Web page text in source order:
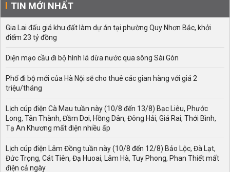
TIN MỚI NHẤT
Gia Lai đấu giá khu đất làm dự án tại phường Quy Nhơn Bắc, khởi
điểm 23 tỷ đồng
Diện mạo cầu đi bộ hình lá dừa nước qua sông Sài Gòn
Phố đi bộ mới của Hà Nội sẽ cho thuê các gian hàng với giá 2
triệu/tháng
Lịch cúp điện Cà Mau tuần này (10/8 đến 13/8) Bạc Liêu, Phước
Long, Tân Thành, Đầm Dơi, Hồng Dân, Đông Hải, Giá Rai, Thới Bình,
Tạ An Khương mất điện nhiều ấp
Lịch cúp điện Lâm Đồng tuần này (10/8 đến 12/8) Bảo Lộc, Đà Lạt,
Đức Trọng, Cát Tiên, Đạ Huoai, Lâm Hà, Tuy Phong, Phan Thiết mất
điện cả ngày